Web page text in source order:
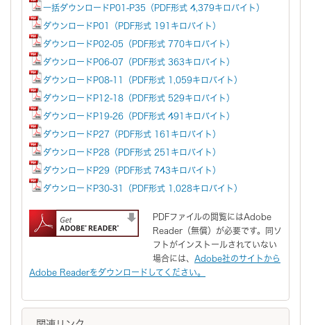
一括ダウンロードP01-P35（PDF形式 4,379キロバイト）
ダウンロードP01（PDF形式 191キロバイト）
ダウンロードP02-05（PDF形式 770キロバイト）
ダウンロードP06-07（PDF形式 363キロバイト）
ダウンロードP08-11（PDF形式 1,059キロバイト）
ダウンロードP12-18（PDF形式 529キロバイト）
ダウンロードP19-26（PDF形式 491キロバイト）
ダウンロードP27（PDF形式 161キロバイト）
ダウンロードP28（PDF形式 251キロバイト）
ダウンロードP29（PDF形式 743キロバイト）
ダウンロードP30-31（PDF形式 1,028キロバイト）
PDFファイルの閲覧にはAdobe
Reader（無償）が必要です。同ソ
フトがインストールされていない
場合には、 Adobe社のサイトから
Adobe Readerをダウンロードしてください。